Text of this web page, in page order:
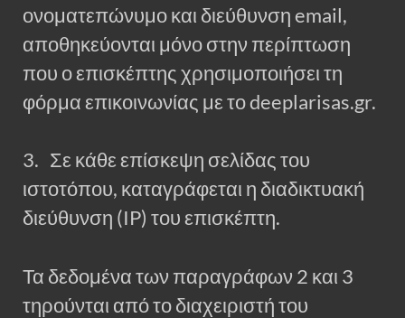
ονοματεπώνυμο και διεύθυνση email,
αποθηκεύονται μόνο στην περίπτωση
που ο επισκέπτης χρησιμοποιήσει τη
φόρμα επικοινωνίας με το deeplarisas.gr.
3. Σε κάθε επίσκεψη σελίδας του
ιστοτόπου, καταγράφεται η διαδικτυακή
διεύθυνση (IP) του επισκέπτη.
Τα δεδομένα των παραγράφων 2 και 3
τηρούνται από το διαχειριστή του